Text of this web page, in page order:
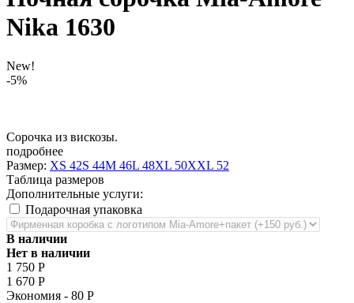
Nika 1630
New!
-5%
Сорочка из вискозы.
подробнее
Размер: XS 42S 44M 46L 48XL 50XXL 52
Таблица размеров
Дополнительные услуги:
Подарочная упаковка
В наличии
Нет в наличии
1 750 Р
1 670 Р
Экономия - 80 Р